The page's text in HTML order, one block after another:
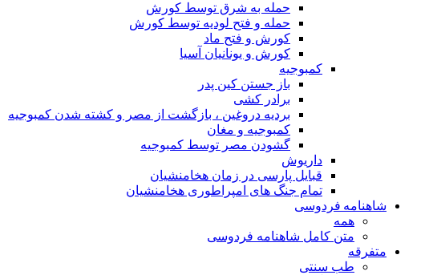
حمله به شرق توسط کورش
حمله و فتح لودیه توسط کورش
کورش و فتح ماد
کورش و یونانیان آسیا
کمبوجیه
باز جستن کین پدر
برادر کشی
بردیه دروغین ، بازگشت از مصر و کشته شدن کمبوجیه
کمبوجیه و مغان
گشودن مصر توسط کمبوجیه
داریوش
قبایل پارسی در زمان هخامنشیان
تمام جنگ های امپراطوری هخامنشیان
شاهنامه فردوسی
همه
متن کامل شاهنامه فردوسی
متفرقه
طب سنتی